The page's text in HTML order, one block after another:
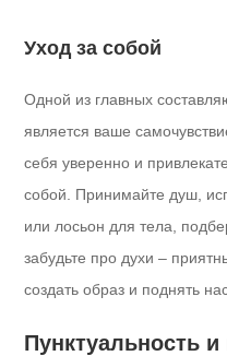
Уход за собой
Одной из главных
является ваше
себя уверенно и
собой. Принимайте душ,
или лосьон для тела,
забудьте про духи –
создать образ и поднять
Пунктуальность